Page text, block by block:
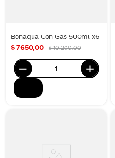
Bonaqua Con Gas 500ml x6
$ 7650,00 $ 10.200,00